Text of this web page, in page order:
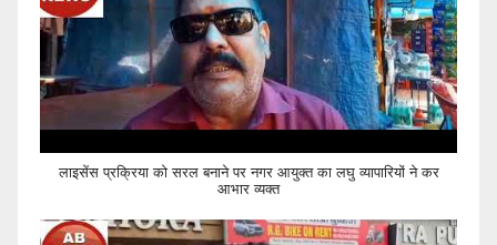
लाइसेंस प्रक्रिया को सरल बनाने पर नगर आयुक्त का लघु व्यापारियों ने कर
आभार व्यक्त